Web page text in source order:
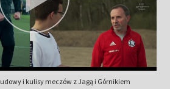
i kulisy meczów z Jagą i Górnikiem